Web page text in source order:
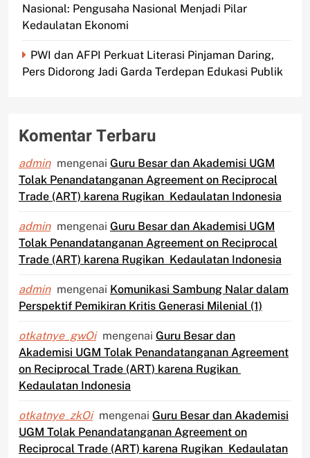
Nasional: Pengusaha Nasional Menjadi Pilar
Kedaulatan Ekonomi
PWI dan AFPI Perkuat Literasi Pinjaman Daring,
Pers Didorong Jadi Garda Terdepan Edukasi Publik
Komentar Terbaru
admin mengenai Guru Besar dan Akademisi UGM
Tolak Penandatanganan Agreement on Reciprocal
Trade (ART) karena Rugikan Kedaulatan Indonesia
admin mengenai Guru Besar dan Akademisi UGM
Tolak Penandatanganan Agreement on Reciprocal
Trade (ART) karena Rugikan Kedaulatan Indonesia
admin mengenai Komunikasi Sambung Nalar dalam
Perspektif Pemikiran Kritis Generasi Milenial (1)
otkatnye_gwOi mengenai Guru Besar dan
Akademisi UGM Tolak Penandatanganan Agreement
on Reciprocal Trade (ART) karena Rugikan
Kedaulatan Indonesia
otkatnye_zkOi mengenai Guru Besar dan Akademisi
UGM Tolak Penandatanganan Agreement on
Reciprocal Trade (ART) karena Rugikan Kedaulatan